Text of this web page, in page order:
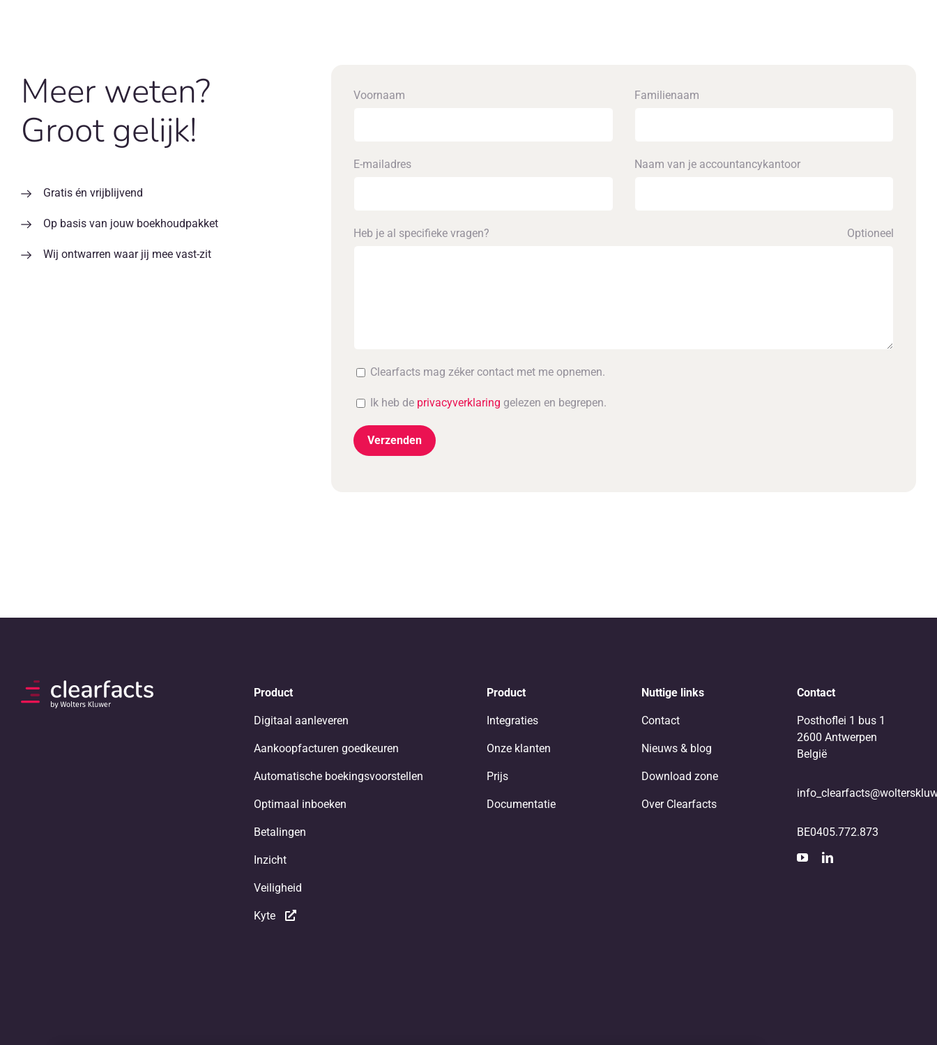
Meer weten?
Groot gelijk!
Gratis én vrijblijvend
Op basis van jouw boekhoudpakket
Wij ontwarren waar jij mee vast-zit
Voornaam Familienaam
E-mailadres Naam van je accounta­ncykantoor
Heb je al specifieke vragen? Optioneel
Clearfacts mag zéker contact met me opnemen.
Ik heb de privacyverklaring gelezen en begrepen.
Product
Digitaal aanleveren
Aankoopfacturen goedkeuren
Automatische boekingsvoorstellen
Optimaal inboeken
Betalingen
Inzicht
Veiligheid
Kyte
Product
Integraties
Onze klanten
Prijs
Documentatie
Nuttige links
Contact
Nieuws & blog
Download zone
Over Clearfacts
Contact
Posthoflei 1 bus 1
2600 Antwerpen
België
BE0405.772.873